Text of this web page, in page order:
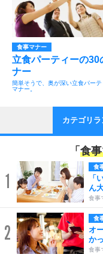
食事マナー
立食パーティーの30
ナー
簡単そうで、奥が深い立食パーテ
マナー。
カテゴリ
「 食
1
食
「
ん
食事
2
食
オ
か
食事